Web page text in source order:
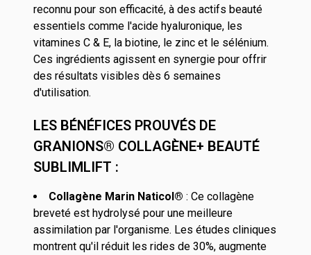
reconnu pour son efficacité, à des actifs beauté
essentiels comme l'acide hyaluronique, les
vitamines C & E, la biotine, le zinc et le sélénium.
Ces ingrédients agissent en synergie pour offrir
des résultats visibles dès 6 semaines
d'utilisation.
LES BÉNÉFICES PROUVÉS DE
GRANIONS® COLLAGÈNE+ BEAUTÉ
SUBLIMLIFT :
Collagène Marin Naticol® : Ce collagène
breveté est hydrolysé pour une meilleure
assimilation par l'organisme. Les études cliniques
montrent qu'il réduit les rides de 30%, augmente